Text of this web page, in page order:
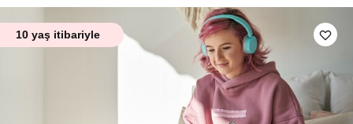
10 yaş itibariyle